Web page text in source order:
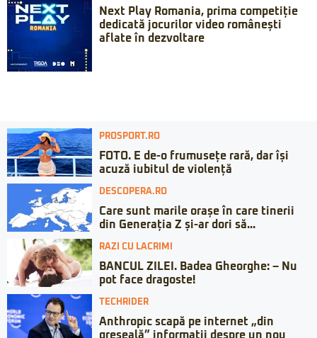
Next Play Romania, prima competiție
dedicată jocurilor video românești
aflate în dezvoltare
PROSPORT.RO
FOTO. E de-o frumusețe rară, dar își
acuză iubitul de violență
DESCOPERA.RO
Care sunt marile orașe în care tinerii
din Generația Z și-ar dori să...
RAZI CU LACRIMI
BANCUL ZILEI. Badea Gheorghe: – Nu
pot face dragoste!
TECHRIDER
Anthropic scapă pe internet „din
greșeală” informații despre un nou